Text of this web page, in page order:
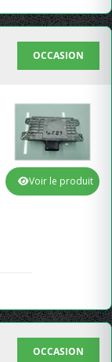
OCCASION
Voir le produit
OCCASION